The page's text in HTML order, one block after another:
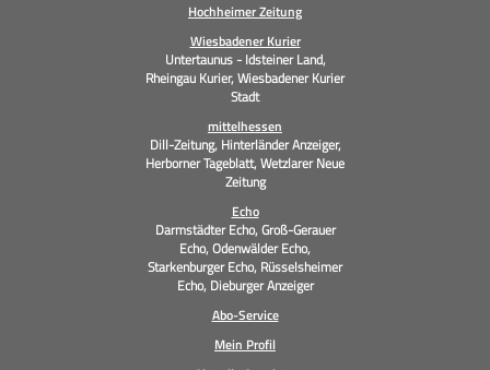
Hochheimer Zeitung
Wiesbadener Kurier
Untertaunus - Idsteiner Land,
Rheingau Kurier, Wiesbadener Kurier
Stadt
mittelhessen
Dill-Zeitung, Hinterländer Anzeiger,
Herborner Tageblatt, Wetzlarer Neue
Zeitung
Echo
Darmstädter Echo, Groß-Gerauer
Echo, Odenwälder Echo,
Starkenburger Echo, Rüsselsheimer
Echo, Dieburger Anzeiger
Abo-Service
Mein Profil